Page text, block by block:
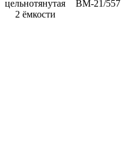
цельнотянутая
2 ёмкости
ВМ-21/557